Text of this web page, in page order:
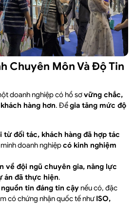
Chuyên Môn Và Độ Tin
doanh nghiệp có hồ sơvững chắc,
hàng hơn. Đểgia tăng mức độ
từ đối tác, khách hàng đã hợp tác
doanh nghiệpcó kinh nghiệm
về đội ngũ chuyên gia, năng lực
án đã thực hiện.
tin đáng tin cậy nếu có, đặc
có chứng nhận quốc tế nhưISO,